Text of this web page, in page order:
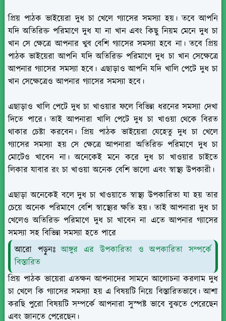
প্রিয় পাঠক ভাইয়েরা দুধ চা খেলে গ্যাসের সমস্যা হয়। তবে আপনি
যদি অতিরিক্ত পরিমাণে দুধ যা না খান এবং কিছু নিয়ম মেনে দুধ চা
খান সে ক্ষেত্রে আপনার খুব বেশি গ্যাসের সমস্যা হবে না। তবে প্রিয়
পাঠক ভাইয়েরা আপনি যদি অতিরিক্ত পরিমাণে দুধ চা খান সেক্ষেত্রে
আপনার গ্যাসের সমস্যা হবে। এছাড়াও আপনি যদি খালি পেটে দুধ চা
খান সেক্ষেত্রেও আপনার গ্যাসের সমস্যা হবে।
এছাড়াও খালি পেটে দুধ চা খাওয়ার ফলে বিভিন্ন ধরনের সমস্যা দেখা
দিতে পারে। তাই আপনারা খালি পেটে দুধ চা খাওয়া থেকে বিরত
থাকার চেষ্টা করবেন। প্রিয় পাঠক ভাইয়েরা যেহেতু দুধ চা খেলে
গ্যাসের সমস্যা হয় সে ক্ষেত্রে আপনারা অতিরিক্ত পরিমাণে দুধ চা
মোটেও খাবেন না। অনেকেই মনে করে দুধ চা খাওয়ার চাইতে
লিকার যাবার রং চা খাওয়া অনেক বেশি ভালো এবং স্বাস্থ্য উপকারী।
এছাড়া অনেকেই বলে দুধ চা খাওয়াতে স্বাস্থ্য উপকারিতা যা হয় তার
চেয়ে অনেক পরিমাণে বেশি স্বাস্থ্যের ক্ষতি হয়। তাই আপনারা দুধ চা
খেলেও অতিরিক্ত পরিমাণে দুধ চা খাবেন না এতে আপনার গ্যাসের
সমস্যা সহ বিভিন্ন সমস্যা হতে পারে
আরো পড়ুনঃআঙ্গুর এর উপকারিতা ও অপকারিতা সম্পর্কে
বিস্তারিত
প্রিয় পাঠক ভায়েরা এতক্ষন আপনাদের সামনে আলোচনা করলাম দুধ
চা খেলে কি গ্যাসের সমস্যা হয় এ বিষয়টি নিয়ে বিস্তারিতভাবে। আশা
করছি পুরো বিষয়টি সম্পর্কে আপনারা সুস্পষ্ট ভাবে বুঝতে পেরেছেন
এবং জানতে পেরেছেন।